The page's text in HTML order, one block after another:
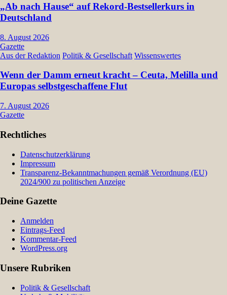
„Ab nach Hause“ auf Rekord-Bestsellerkurs in
Deutschland
8. August 2026
Gazette
Aus der Redaktion Politik & Gesellschaft Wissenswertes
Wenn der Damm erneut kracht – Ceuta, Melilla und
Europas selbstgeschaffene Flut
7. August 2026
Gazette
Rechtliches
Datenschutzerklärung
Impressum
Transparenz-Bekanntmachungen gemäß Verordnung (EU)
2024/900 zu politischen Anzeige
Deine Gazette
Anmelden
Eintrags-Feed
Kommentar-Feed
WordPress.org
Unsere Rubriken
Politik & Gesellschaft